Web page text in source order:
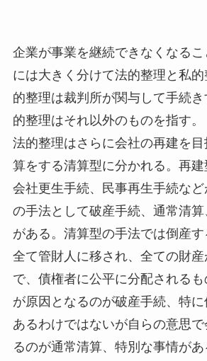
企業が事業を継続できなくなる
には大きく分けて法的整理と私
的整理は裁判所が関与して手続
的整理はそれ以外のものを指す。
法的整理はさらに会社の再建を
算をする清算型に分かれる。再
会社更生手続、民事再生手続な
の手法として破産手続、通常清
がある。清算型の手法では倒産
全て管財人に移され、全ての財
で、債権者に公平に分配される
が原因となるのが破産手続、特
あるわけではないが自らの意思
るのが通常清算、特別な事情が